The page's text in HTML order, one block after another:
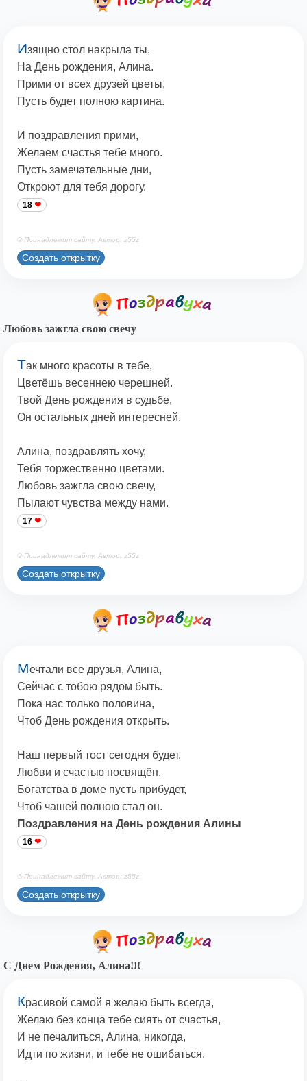
Изящно стол накрыла ты,
На День рождения, Алина.
Прими от всех друзей цветы,
Пусть будет полною картина.
И поздравления прими,
Желаем счастья тебе много.
Пусть замечательные дни,
Откроют для тебя дорогу.
18
© Принадлежит сайту. Автор: z55z
Создать открытку
Любовь зажгла свою свечу
Так много красоты в тебе,
Цветёшь весеннею черешней.
Твой День рождения в судьбе,
Он остальных дней интересней.
Алина, поздравлять хочу,
Тебя торжественно цветами.
Любовь зажгла свою свечу,
Пылают чувства между нами.
17
© Принадлежит сайту. Автор: z55z
Создать открытку
Мечтали все друзья, Алина,
Сейчас с тобою рядом быть.
Пока нас только половина,
Чтоб День рождения открыть.
Наш первый тост сегодня будет,
Любви и счастью посвящён.
Богатства в доме пусть прибудет,
Чтоб чашей полною стал он.
Поздравления на День рождения Алины
16
© Принадлежит сайту. Автор: z55z
Создать открытку
С Днем Рождения, Алина!!!
Красивой самой я желаю быть всегда,
Желаю без конца тебе сиять от счастья,
И не печалиться, Алина, никогда,
Идти по жизни, и тебе не ошибаться.